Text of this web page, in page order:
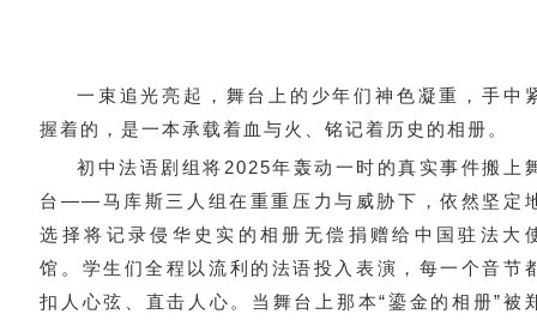
一束追光亮起，舞台上的少年们神色凝重，手中
握着的，是一本承载着血与火、铭记着历史的相册。
初中法语剧组将2025年轰动一时的真实事件搬上
台——马库斯三人组在重重压力与威胁下，依然坚定
选择将记录侵华史实的相册无偿捐赠给中国驻法大
馆。学生们全程以流利的法语投入表演，每一个音节
扣人心弦、直击人心。当舞台上那本“鎏金的相册”被